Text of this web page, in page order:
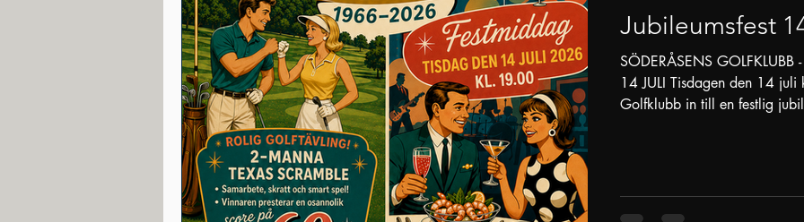
Jubileumsfest
SÖDERÅSENS GOLFKLUBB
14 JULI Tisdagen den 14
Golfklubb in till en festlig
Ange namn + Jubileumsfest i